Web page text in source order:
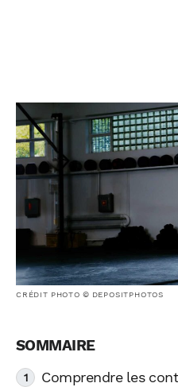
CRÉDIT PHOTO © DEPOSITPHOTOS
Comprendre les